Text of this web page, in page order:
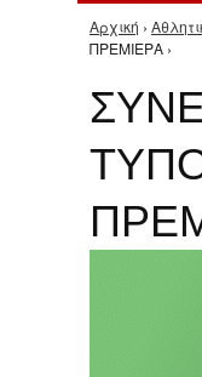
Είστε
Αρχική ›
ΠΡΕΜΙΕΡΑ ›